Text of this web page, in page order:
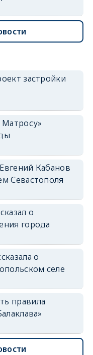
застройки
Кабанов
Севастополя
о
города
о
селе
правила